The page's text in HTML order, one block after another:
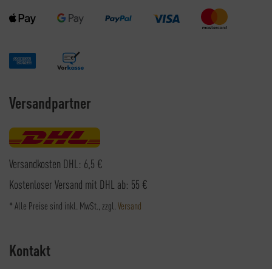
Versandpartner
Versandkosten DHL: 6,5 €
Kostenloser Versand mit DHL ab: 55 €
* Alle Preise sind inkl. MwSt., zzgl. Versand
Kontakt